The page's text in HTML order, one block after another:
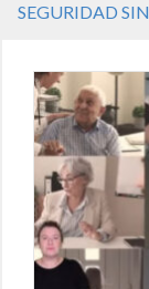
SEGURIDAD